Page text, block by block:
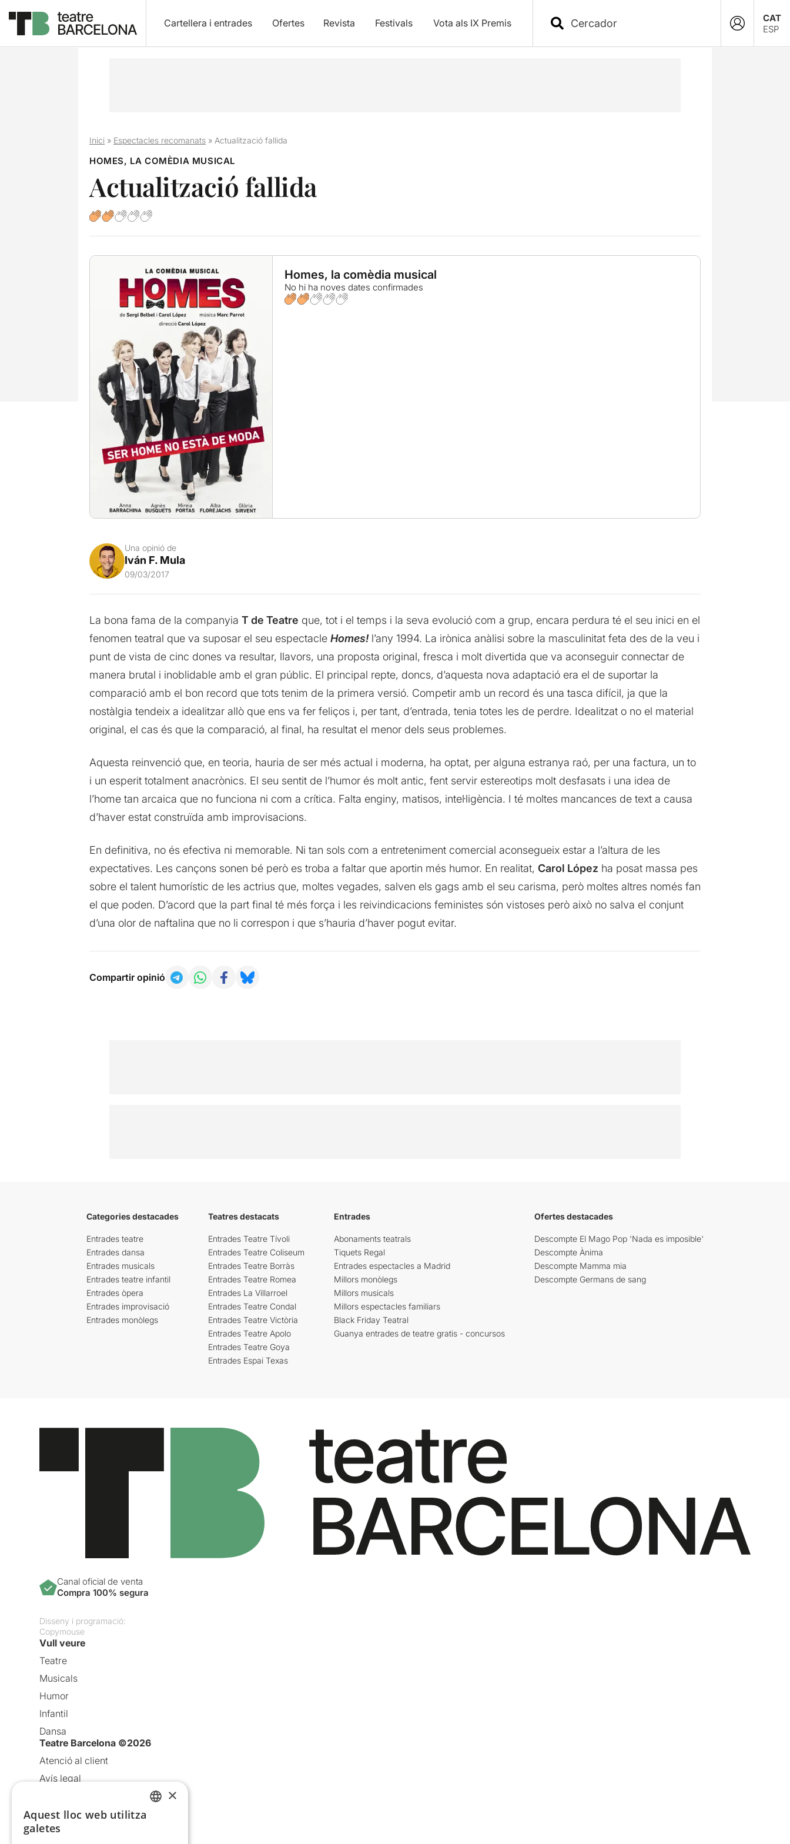
Cartellera i entrades Ofertes Revista Festivals Vota als IX Premis
CAT
ESP
Inici» Espectacles recomanats» Actualització fallida
HOMES, LA COMÈDIA MUSICAL
Actualització fallida
Homes, la comèdia musical
No hi ha noves dates confirmades
Una opinió de
Iván F. Mula
09/03/2017
La bona fama de la companyia T de Teatre que, tot i el temps i la seva evolució com a grup, encara perdura té el seu inici en el
fenomen teatral que va suposar el seu espectacle Homes!l’any 1994. La irònica anàlisi sobre la masculinitat feta des de la veu i
punt de vista de cinc dones va resultar, llavors, una proposta original, fresca i molt divertida que va aconseguir connectar de
manera brutal i inoblidable amb el gran públic. El principal repte, doncs, d’aquesta nova adaptació era el de suportar la
comparació amb el bon record que tots tenim de la primera versió. Competir amb un record és una tasca difícil, ja que la
nostàlgia tendeix a idealitzar allò que ens va fer feliços i, per tant, d’entrada, tenia totes les de perdre. Idealitzat o no el material
original, el cas és que la comparació, al final, ha resultat el menor dels seus problemes.
Aquesta reinvenció que, en teoria, hauria de ser més actual i moderna, ha optat, per alguna estranya raó, per una factura, un to
i un esperit totalment anacrònics. El seu sentit de l’humor és molt antic, fent servir estereotips molt desfasats i una idea de
l’home tan arcaica que no funciona ni com a crítica. Falta enginy, matisos, intel·ligència. I té moltes mancances de text a causa
d’haver estat construïda amb improvisacions.
En definitiva, no és efectiva ni memorable. Ni tan sols com a entreteniment comercial aconsegueix estar a l’altura de les
expectatives. Les cançons sonen bé però es troba a faltar que aportin més humor. En realitat, Carol López ha posat massa pes
sobre el talent humorístic de les actrius que, moltes vegades, salven els gags amb el seu carisma, però moltes altres només fan
el que poden. D’acord que la part final té més força i les reivindicacions feministes són vistoses però això no salva el conjunt
d’una olor de naftalina que no li correspon i que s’hauria d’haver pogut evitar.
Compartir opinió
Categories destacades
Entrades teatre
Entrades dansa
Entrades musicals
Entrades teatre infantil
Entrades òpera
Entrades improvisació
Entrades monòlegs
Teatres destacats
Entrades Teatre Tívoli
Entrades Teatre Coliseum
Entrades Teatre Borràs
Entrades Teatre Romea
Entrades La Villarroel
Entrades Teatre Condal
Entrades Teatre Victòria
Entrades Teatre Apolo
Entrades Teatre Goya
Entrades Espai Texas
Entrades
Abonaments teatrals
Tiquets Regal
Entrades espectacles a Madrid
Millors monòlegs
Millors musicals
Millors espectacles familiars
Black Friday Teatral
Guanya entrades de teatre gratis - concursos
Ofertes destacades
Descompte El Mago Pop 'Nada es imposible'
Descompte Ànima
Descompte Mamma mia
Descompte Germans de sang
Canal oficial de venta
Compra 100% segura
Disseny i programació:
Copymouse
Vull veure
Teatre
Musicals
Humor
Infantil
Dansa
Teatre Barcelona ©2026
Atenció al client
Avís legal
Política de cookies
Condicions d’ús
×
Aquest lloc web utilitza
galetes